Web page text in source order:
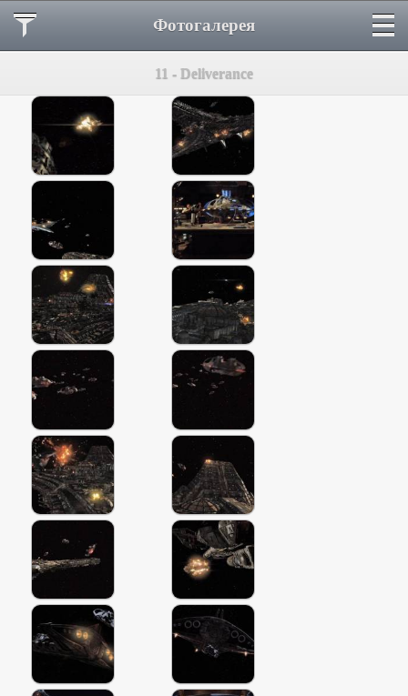
Фотогалерея
11 - Deliverance